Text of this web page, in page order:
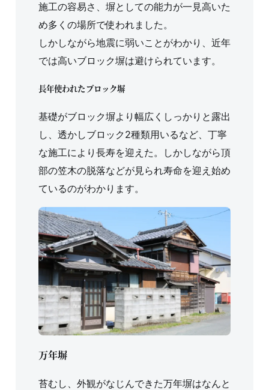
施工の容易さ、塀としての能力が一見高いた
め多くの場所で使われました。
しかしながら地震に弱いことがわかり、近年
では高いブロック塀は避けられています。
長年使われたブロック塀
基礎がブロック塀より幅広くしっかりと露出
し、透かしブロック2種類用いるなど、丁寧
な施工により長寿を迎えた。しかしながら頂
部の笠木の脱落などが見られ寿命を迎え始め
ているのがわかります。
万年塀
苔むし、外観がなじんできた万年塀はなんと